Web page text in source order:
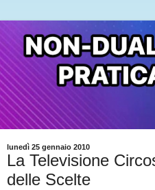
lunedì 25 gennaio 2010
La Televisione
delle Scelte